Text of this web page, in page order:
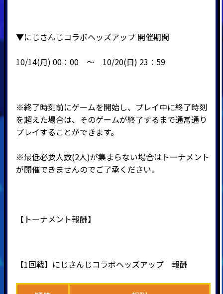
▼にじさんじコラボヘッズアップ 開催期間
10/14(月) 00：00 ～ 10/20(日) 23：59
※終了時刻前にゲームを開始し、プレイ中に終了時刻
を超えた場合は、そのゲームが終了するまで通常通り
プレイすることができます。
※最低必要人数(2人)が集まらない場合はトーナメント
が開催できませんのでご了承ください。
【トーナメント報酬】
【1回戦】 にじさんじコラボヘッズアップ 報酬